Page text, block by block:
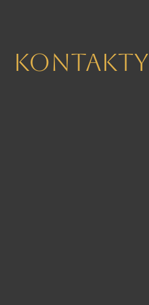
Kontakty